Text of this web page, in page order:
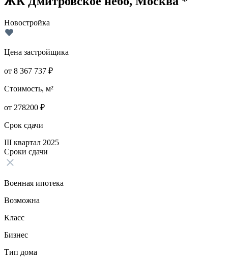
Новостройка
Цена застройщика
от 8 367 737 ₽
Стоимость, м²
от 278200 ₽
Срок сдачи
III квартал 2025
Сроки сдачи
Военная ипотека
Возможна
Класс
Бизнес
Тип дома